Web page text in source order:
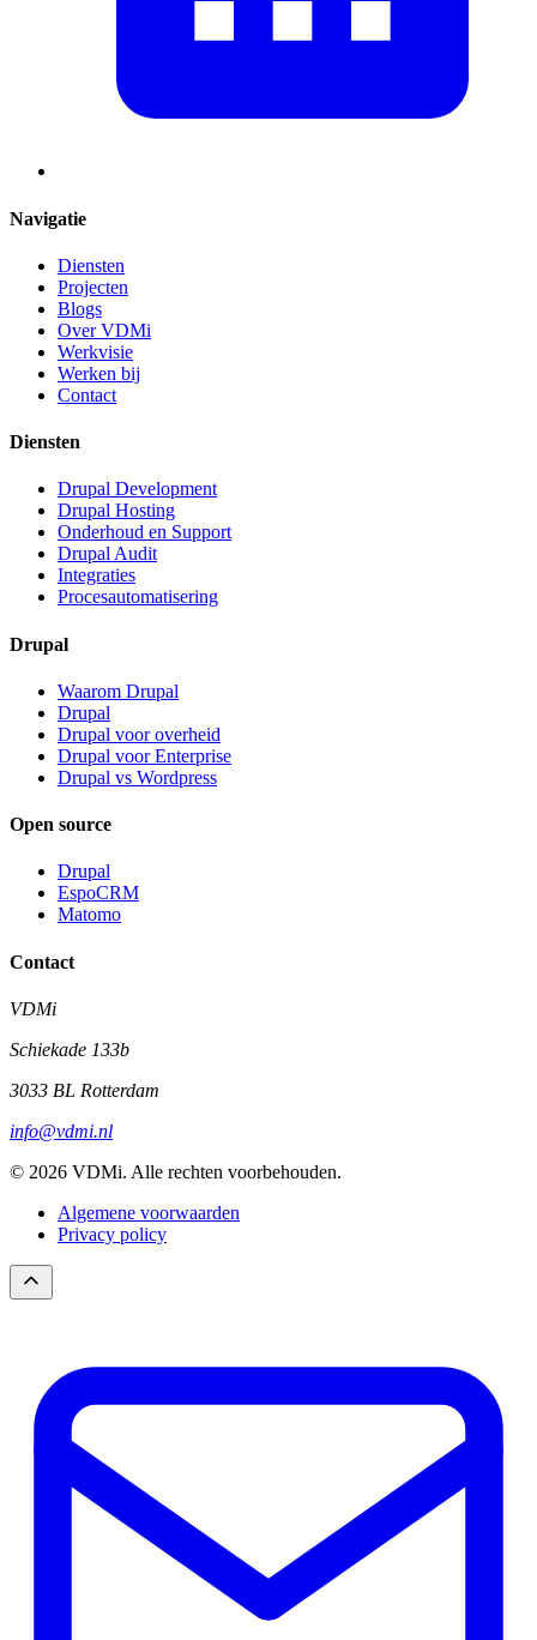
Navigatie
Diensten
Projecten
Blogs
Over VDMi
Werkvisie
Werken bij
Contact
Diensten
Drupal Development
Drupal Hosting
Onderhoud en Support
Drupal Audit
Integraties
Procesautomatisering
Drupal
Waarom Drupal
Drupal
Drupal voor overheid
Drupal voor Enterprise
Drupal vs Wordpress
Open source
Drupal
EspoCRM
Matomo
Contact
VDMi
Schiekade 133b
3033 BL Rotterdam
info@vdmi.nl
© 2026 VDMi. Alle rechten voorbehouden.
Algemene voorwaarden
Privacy policy